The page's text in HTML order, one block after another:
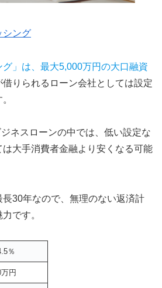
シング
グ」は、最大5,000万円の大口融資
りられるローン会社としては設定
ネスローンの中では、低い設定な
大手消費者金融より安くなる可能
長30年なので、無理のない返済計
です。
％
円